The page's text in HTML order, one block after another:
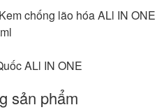
ALl IN ONE
sản phẩm